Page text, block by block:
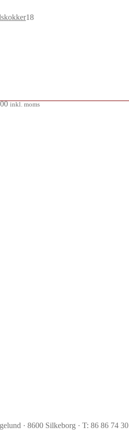
1818
· 8600 Silkeborg · T: 86 86 74 30
inkl. moms